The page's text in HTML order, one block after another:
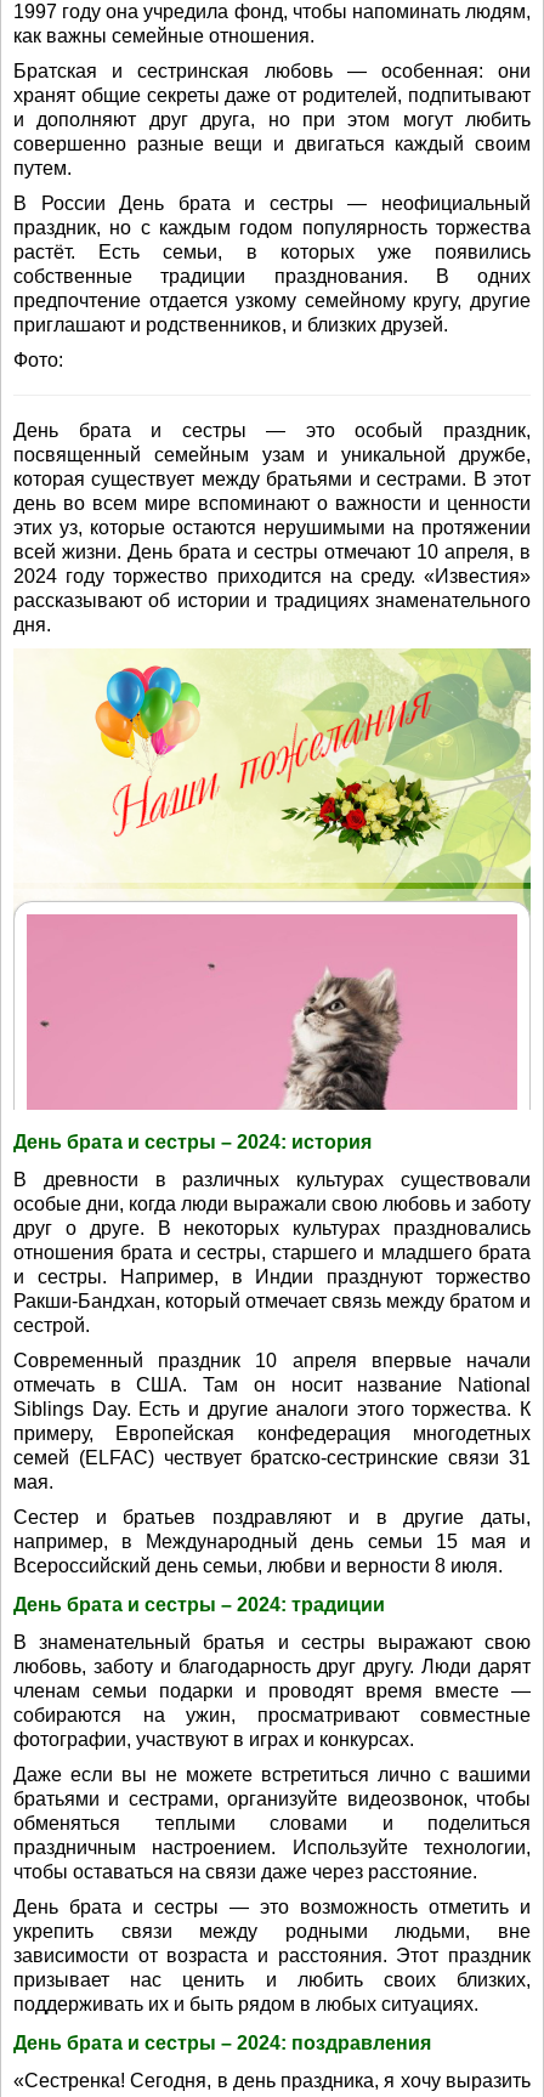
1997 году она учредила фонд, чтобы напоминать людям,
как важны семейные отношения.
Братская и сестринская любовь — особенная: они
хранят общие секреты даже от родителей, подпитывают
и дополняют друг друга, но при этом могут любить
совершенно разные вещи и двигаться каждый своим
путем.
В России День брата и сестры — неофициальный
праздник, но с каждым годом популярность торжества
растёт. Есть семьи, в которых уже появились
собственные традиции празднования. В одних
предпочтение отдается узкому семейному кругу, другие
приглашают и родственников, и близких друзей.
Фото:
День брата и сестры — это особый праздник,
посвященный семейным узам и уникальной дружбе,
которая существует между братьями и сестрами. В этот
день во всем мире вспоминают о важности и ценности
этих уз, которые остаются нерушимыми на протяжении
всей жизни. День брата и сестры отмечают 10 апреля, в
2024 году торжество приходится на среду. «Известия»
рассказывают об истории и традициях знаменательного
дня.
День брата и сестры – 2024: история
В древности в различных культурах существовали
особые дни, когда люди выражали свою любовь и заботу
друг о друге. В некоторых культурах праздновались
отношения брата и сестры, старшего и младшего брата
и сестры. Например, в Индии празднуют торжество
Ракши-Бандхан, который отмечает связь между братом и
сестрой.
Современный праздник 10 апреля впервые начали
отмечать в США. Там он носит название National
Siblings Day. Есть и другие аналоги этого торжества. К
примеру, Европейская конфедерация многодетных
семей (ELFAC) чествует братско-сестринские связи 31
мая.
Сестер и братьев поздравляют и в другие даты,
например, в Международный день семьи 15 мая и
Всероссийский день семьи, любви и верности 8 июля.
День брата и сестры – 2024: традиции
В знаменательный братья и сестры выражают свою
любовь, заботу и благодарность друг другу. Люди дарят
членам семьи подарки и проводят время вместе —
собираются на ужин, просматривают совместные
фотографии, участвуют в играх и конкурсах.
Даже если вы не можете встретиться лично с вашими
братьями и сестрами, организуйте видеозвонок, чтобы
обменяться теплыми словами и поделиться
праздничным настроением. Используйте технологии,
чтобы оставаться на связи даже через расстояние.
День брата и сестры — это возможность отметить и
укрепить связи между родными людьми, вне
зависимости от возраста и расстояния. Этот праздник
призывает нас ценить и любить своих близких,
поддерживать их и быть рядом в любых ситуациях.
День брата и сестры – 2024: поздравления
«Сестренка! Сегодня, в день праздника, я хочу выразить